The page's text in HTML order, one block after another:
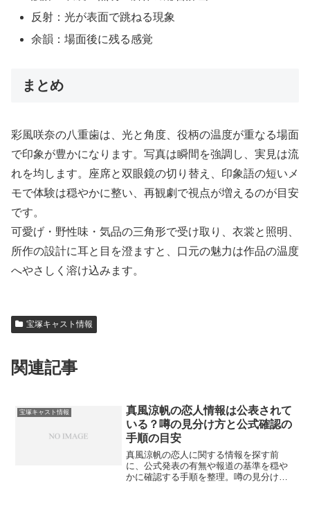
反射：光が表面で跳ねる現象
余韻：場面後に残る感覚
まとめ
彩風咲奈の八重歯は、光と角度、役柄の温度が重なる場面
で印象が豊かになります。写真は瞬間を強調し、実見は流
れを均します。座席と双眼鏡の切り替え、印象語の短いメ
モで体験は穏やかに整い、再観劇で視点が増えるのが目安
です。
可愛げ・野性味・気品の三角形で受け取り、衣裳と照明、
所作の設計に耳と目を澄ますと、口元の魅力は作品の温度
へやさしく溶け込みます。
宝塚キャスト情報
関連記事
宝塚キャスト情報
真風涼帆の恋人情報は公表されて
いる？噂の見分け方と公式確認の
手順の目安
真風涼帆の恋人に関する情報を探す前
に、公式発表の有無や報道の基準を穏や
かに確認する手順を整理。噂の見分け